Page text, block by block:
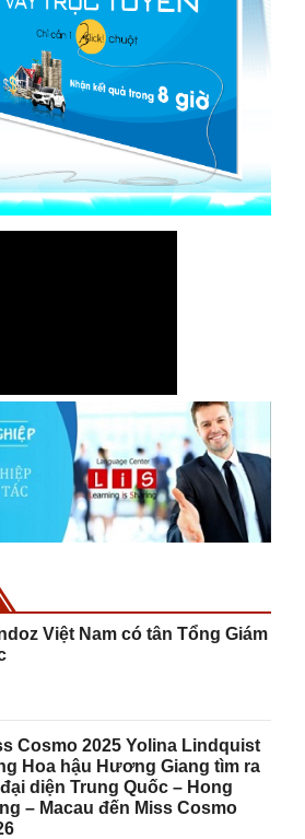
Việt Nam có tân Tổng Giám
Cosmo 2025 Yolina Lindquist
Hoa hậu Hương Giang tìm ra
đại diện Trung Quốc – Hong
– Macau đến Miss Cosmo